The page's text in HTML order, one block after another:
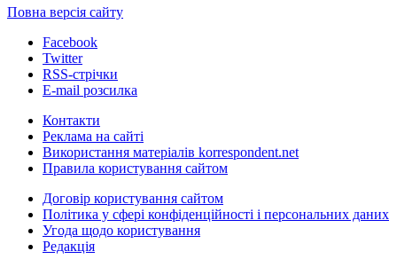
Повна версія сайту
Facebook
Twitter
RSS-стрічки
E-mail розсилка
Контакти
Реклама на сайті
Використання матеріалів korrespondent.net
Правила користування сайтом
Договір користування сайтом
Політика у сфері конфіденційності і персональних даних
Угода щодо користування
Редакція